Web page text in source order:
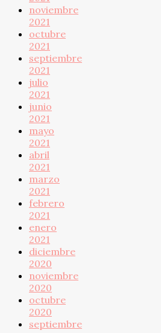
noviembre
2021
octubre
2021
septiembre
2021
julio
2021
junio
2021
mayo
2021
abril
2021
marzo
2021
febrero
2021
enero
2021
diciembre
2020
noviembre
2020
octubre
2020
septiembre